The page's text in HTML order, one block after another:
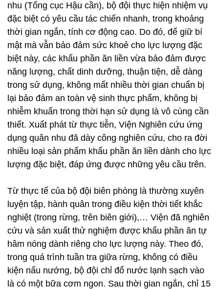
nhu (Tổng cục Hậu cần), bộ đội thực hiện nhiệm vụ
đặc biệt có yêu cầu tác chiến nhanh, trong khoảng
thời gian ngắn, tính cơ động cao. Do đó, để giữ bí
mật mà vẫn bảo đảm sức khoẻ cho lực lượng đặc
biệt này, các khẩu phần ăn liền vừa bảo đảm được
năng lượng, chất dinh dưỡng, thuận tiện, dễ dàng
trong sử dụng, không mất nhiều thời gian chuẩn bị
lại bảo đảm an toàn vệ sinh thực phẩm, không bị
nhiễm khuẩn trong thời hạn sử dụng là vô cùng cần
thiết. Xuất phát từ thực tiễn, Viện Nghiên cứu ứng
dụng quân nhu đã dày công nghiên cứu, cho ra đời
nhiều loại sản phẩm khẩu phần ăn liền dành cho lực
lượng đặc biệt, đáp ứng được những yêu cầu trên.
Từ thực tế của bộ đội biên phòng là thường xuyên
luyện tập, hành quân trong điều kiện thời tiết khắc
nghiệt (trong rừng, trên biên giới),… Viện đã nghiên
cứu và sản xuất thử nghiệm được khẩu phần ăn tự
hâm nóng dành riêng cho lực lượng này. Theo đó,
trong quá trình tuần tra giữa rừng, không có điều
kiện nấu nướng, bộ đội chỉ đổ nước lạnh sạch vào
là có một bữa cơm ngon. Sau thời gian ngắn, chỉ 15